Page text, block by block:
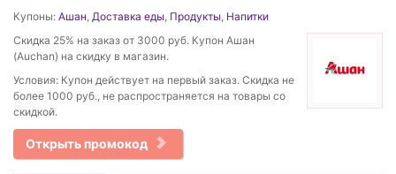
Купоны: Ашан, Доставка еды, Продукты, Напитки
Скидка 25% на заказ от 3000 руб. Купон Ашан
(Auchan) на скидку в магазин.
Условия: Купон действует на первый заказ. Скидка не
более 1000 руб., не распространяется на товары со
скидкой.
Открыть промокод